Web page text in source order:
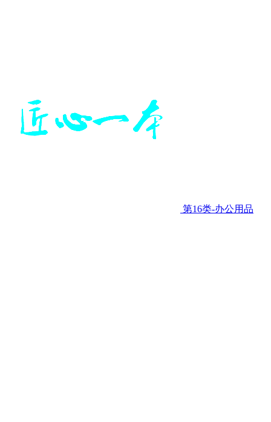
第16类-办公用品